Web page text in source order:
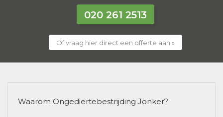
020 261 2513
Of vraag hier direct een offerte aan »
Waarom Ongediertebestrijding Jonker?